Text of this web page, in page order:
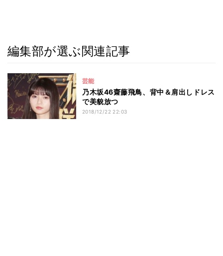
編集部が選ぶ関連記事
芸能
乃木坂46齋藤飛鳥、背中＆肩出しドレス
で美貌放つ
2018/12/22 22:03